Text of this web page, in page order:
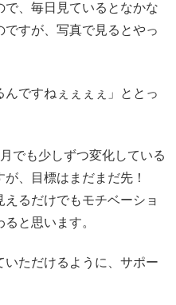
で、毎日見ているとなかな
すが、写真で見るとやっ
ですねぇぇぇぇ」ととっ
でも少しずつ変化している
、目標はまだまだ先！
るだけでもモチベーショ
と思います。
いただけるように、サポー